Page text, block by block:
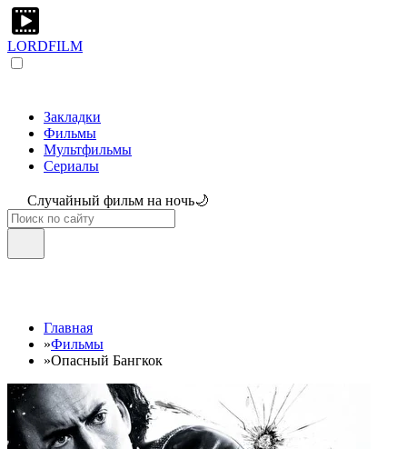
LORDFILM
Закладки
Фильмы
Мультфильмы
Сериалы
Случайный фильм на ночь🌙
Главная
»Фильмы
»Опасный Бангкок